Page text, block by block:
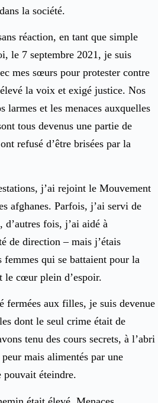
la société.
réaction, en tant que simple
le 7 septembre 2021, je suis
mes sœurs pour protester contre
la voix et exigé justice. Nos
larmes et les menaces auxquelles
tous devenus une partie de
refusé d’être brisées par la
j’ai rejoint le Mouvement
afghanes. Parfois, j’ai servi de
fois, j’ai aidé à
de direction – mais j’étais
femmes qui se battaient pour la
le cœur plein d’espoir.
fermées aux filles, je suis devenue
dont le seul crime était de
tenu des cours secrets, à l’abri
mais alimentés par une
pouvait éteindre.